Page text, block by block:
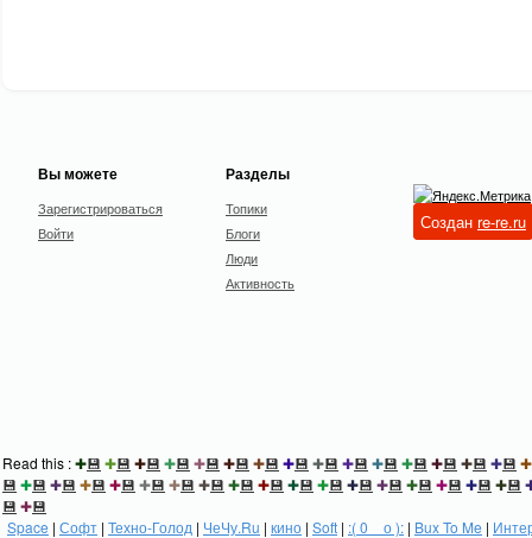
Вы можете
Зарегистрироваться
Войти
Разделы
Топики
Блоги
Люди
Активность
Создан re-re.ru
Read this :✚💾 ✚💾 ✚💾 ✚💾 ✚💾 ✚💾 ✚💾 ✚💾 ✚💾 ✚💾 ✚💾 ✚💾 ✚💾 ✚💾 ✚💾 ✚
💾 ✚💾 ✚💾 ✚💾 ✚💾 ✚💾 ✚💾 ✚💾 ✚💾 ✚💾 ✚💾 ✚💾 ✚💾 ✚💾 ✚💾 ✚💾 ✚💾 ✚💾
💾 ✚💾
Space | Софт | Техно-Голод | ЧеЧу.Ru | кино | Soft | :( 0 _ о ): | Bux To Me |